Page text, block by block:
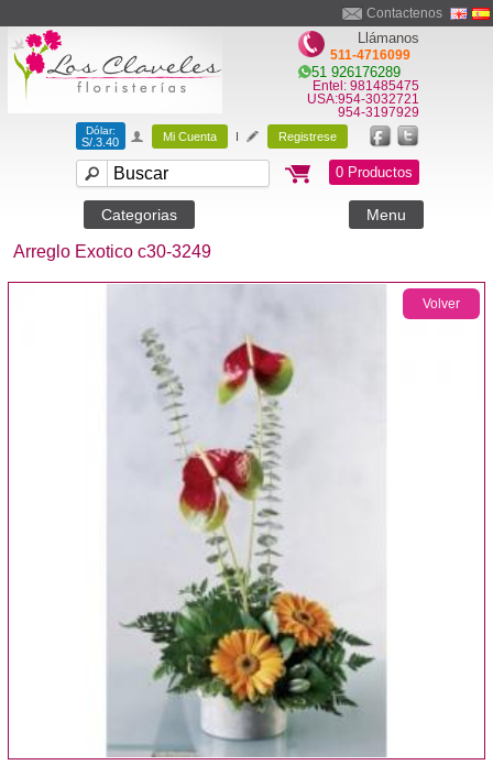
Arreglo Exotico c30-3249
Volver
Contactenos
Llámanos
511-4716099
51 926176289
Entel: 981485475
USA:954-3032721
954-3197929
Dólar:
S/.3.40 Mi Cuenta I Registrese
0 Productos
Categorias Menu